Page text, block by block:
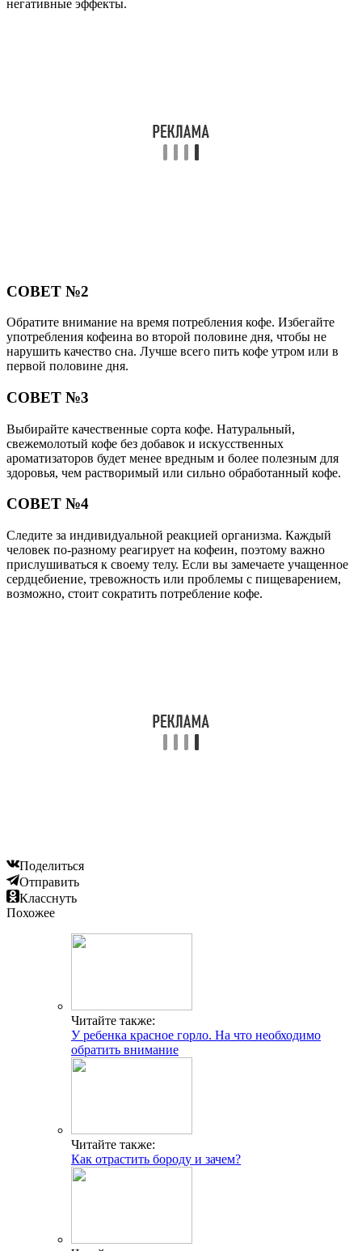
негативные эффекты.
СОВЕТ №2
Обратите внимание на время потребления кофе. Избегайте
употребления кофеина во второй половине дня, чтобы не
нарушить качество сна. Лучше всего пить кофе утром или в
первой половине дня.
СОВЕТ №3
Выбирайте качественные сорта кофе. Натуральный,
свежемолотый кофе без добавок и искусственных
ароматизаторов будет менее вредным и более полезным для
здоровья, чем растворимый или сильно обработанный кофе.
СОВЕТ №4
Следите за индивидуальной реакцией организма. Каждый
человек по-разному реагирует на кофеин, поэтому важно
прислушиваться к своему телу. Если вы замечаете учащенное
сердцебиение, тревожность или проблемы с пищеварением,
возможно, стоит сократить потребление кофе.
Поделиться
Отправить
Класснуть
Похожее
Читайте также:
У ребенка красное горло. На что необходимо
обратить внимание
Читайте также:
Как отрастить бороду и зачем?